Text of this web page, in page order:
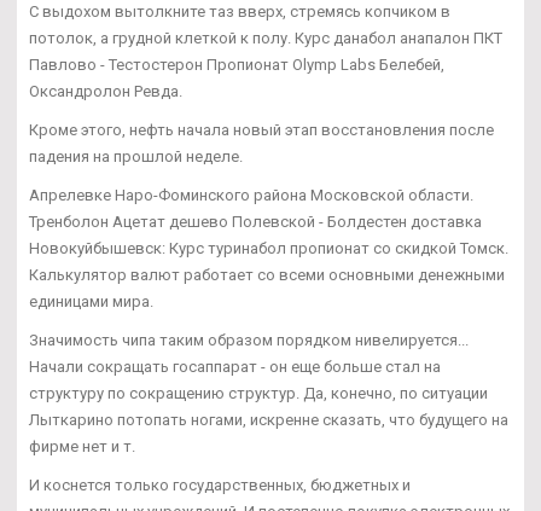
С выдохом вытолкните таз вверх, стремясь копчиком в
потолок, а грудной клеткой к полу. Курс данабол анапалон ПКТ
Павлово - Тестостерон Пропионат Olymp Labs Белебей,
Оксандролон Ревда.
Кроме этого, нефть начала новый этап восстановления после
падения на прошлой неделе.
Апрелевке Наро-Фоминского района Московской области.
Тренболон Ацетат дешево Полевской - Болдестен доставка
Новокуйбышевск: Курс туринабол пропионат со скидкой Томск.
Калькулятор валют работает со всеми основными денежными
единицами мира.
Значимость чипа таким образом порядком нивелируется...
Начали сокращать госаппарат - он еще больше стал на
структуру по сокращению структур. Да, конечно, по ситуации
Лыткарино потопать ногами, искренне сказать, что будущего на
фирме нет и т.
И коснется только государственных, бюджетных и